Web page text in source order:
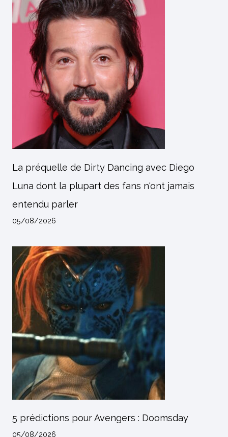
La préquelle de Dirty Dancing avec Diego
Luna dont la plupart des fans n'ont jamais
entendu parler
05/08/2026
5 prédictions pour Avengers : Doomsday
05/08/2026